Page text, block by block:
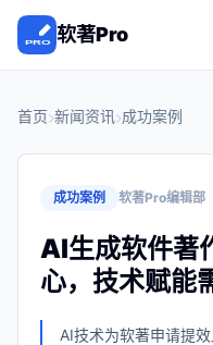
软著Pro
首页 新闻资讯 成功案例
成功案例 软著Pro编辑部
AI生成软件著
心，技术赋能
AI技术为软著申请提